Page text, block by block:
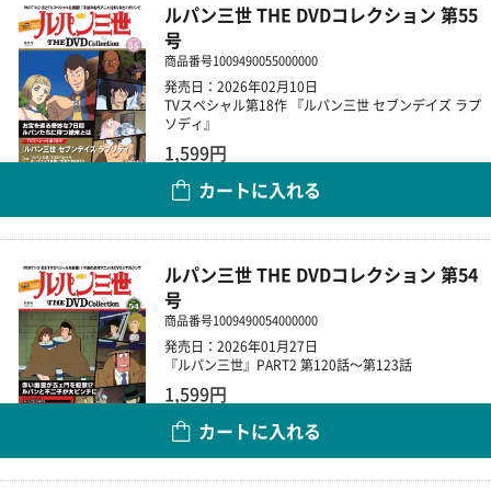
ルパン三世 THE DVDコレクション 第55
号
商品番号1009490055000000
発売日：2026年02月10日
TVスペシャル第18作 『ルパン三世 セブンデイズ ラプ
ソディ』
1,599円
カートに入れる
ルパン三世 THE DVDコレクション 第54
号
商品番号1009490054000000
発売日：2026年01月27日
『ルパン三世』PART2 第120話～第123話
1,599円
カートに入れる